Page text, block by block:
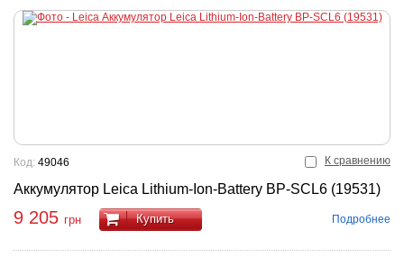
К сравнению
Аккумулятор Leica Lithium-Ion-Battery BP-SCL6 (19531)
Код: 49046
9 205 грн Купить Подробнее